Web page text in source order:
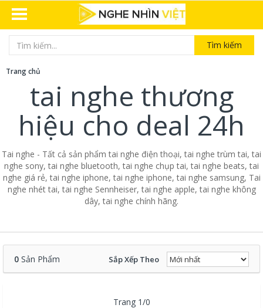
Tìm kiếm
Trang chủ
tai nghe thương
hiệu cho deal 24h
Tai nghe - Tất cả sản phẩm tai nghe điện thoại, tai nghe trùm tai, tai
nghe sony, tai nghe bluetooth, tai nghe chụp tai, tai nghe beats, tai
nghe giá rẻ, tai nghe iphone, tai nghe iphone, tai nghe samsung, Tai
nghe nhét tai, tai nghe Sennheiser, tai nghe apple, tai nghe không
dây, tai nghe chính hãng.
0 Sản Phẩm Sắp Xếp Theo
Trang 1/0